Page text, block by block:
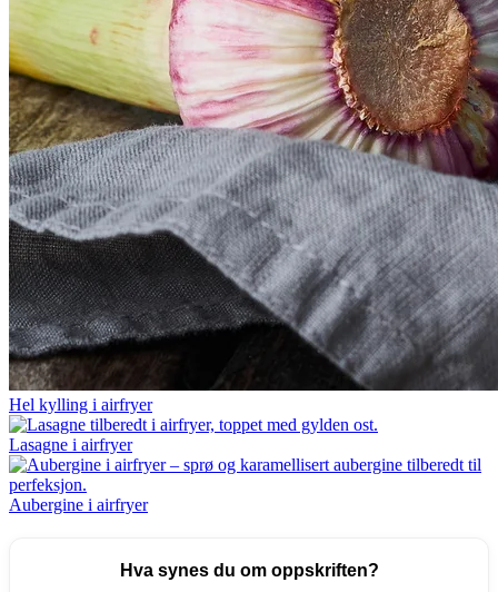
Hel kylling i airfryer
Lasagne i airfryer
Aubergine i airfryer
Hva synes du om oppskriften?